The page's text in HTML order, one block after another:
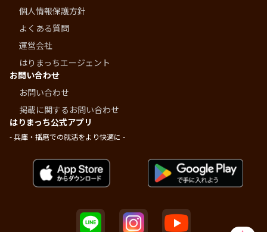
個人情報保護方針
よくある質問
運営会社
はりまっちエージェント
お問い合わせ
お問い合わせ
掲載に関するお問い合わせ
はりまっち公式アプリ
- 兵庫・播磨での就活をより快適に -